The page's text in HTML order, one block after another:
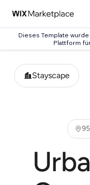
Dieses Template
Plattform